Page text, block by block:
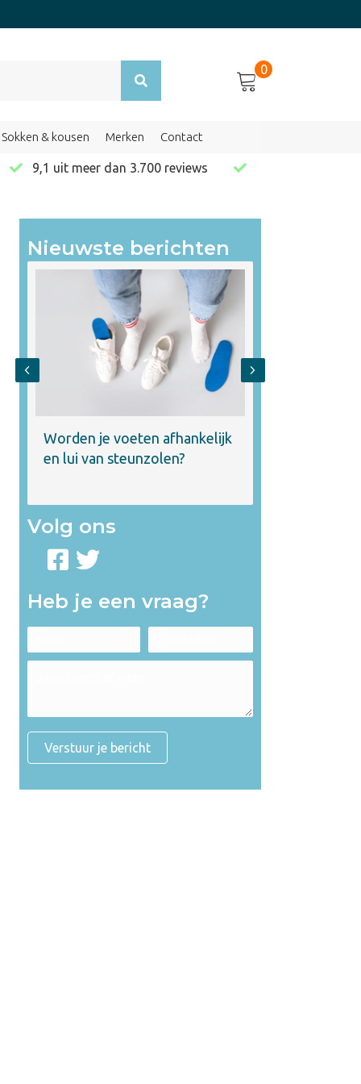
0
Sokken & kousen Merken Contact
9,1 uit meer dan 3.700 reviews
Nieuwste berichten
Worden je voeten afhankelijk
en lui van steunzolen?
Previous Next
Volg ons
Heb je een vraag?
Verstuur je bericht